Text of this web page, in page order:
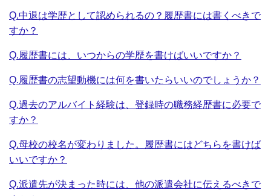
Q.中退は学歴として認められるの？履歴書には書くべきで
すか？
Q.履歴書には、いつからの学歴を書けばいいですか？
Q.履歴書の志望動機には何を書いたらいいのでしょうか？
Q.過去のアルバイト経験は、登録時の職務経歴書に必要で
すか？
Q.母校の校名が変わりました。履歴書にはどちらを書けば
いいですか？
Q.派遣先が決まった時には、他の派遣会社に伝えるべきで